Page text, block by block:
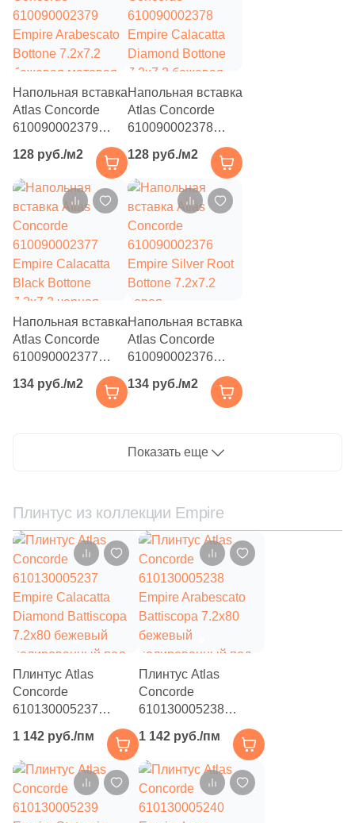
Marca Corona (
Margres (4 )
Marjan (66)
43
Mijares (7
Mirage ( 93
Monalisa (11)
Monocibec (14)
Monopole (112
Motto Ceramic (104 )
NABEL (6)
NATUCER (8
NAZ Ceram (
NS Ceramic (28)
NT Ceramic (296)
Naeen Tile (7)
Nanda Tiles (15)
Navarti (114)
Neodom (349)
New Tiles (39)
Напольная вставка
Atlas Concorde
610090002379
Empire Arabescato
Bottone 7.2x7.2
бежевая матовая
под камень
128 руб./м2
Напольная вставка
Atlas Concorde
610090002378
Empire Calacatta
Diamond Bottone
7.2x7.2 бежевая
матовая под
камень
128 руб./м2
Напольная вставка
Atlas Concorde
610090002377
Empire Calacatta
Black Bottone
134 руб./м2
Напольная вставка
Atlas Concorde
610090002376
Empire Silver Root
Bottone 7.2x7.2
камень
134 руб./м2
Показать еще
Плинтус из коллекции Empire
Плинтус Atlas
Concorde
610130005237
Diamond Battiscopa
7.2x80 бежевый
полированный под
камень
1 142 руб./пм
Плинтус Atlas
Concorde
610130005238
Empire Arabescato
Battiscopa 7.2x80
бежевый
полированный под
камень
1 142 руб./пм